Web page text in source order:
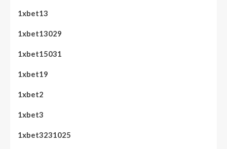
1xbet13
1xbet13029
1xbet15031
1xbet19
1xbet2
1xbet3
1xbet3231025